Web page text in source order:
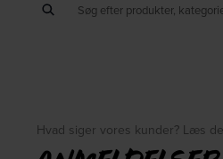
Hvad siger vores kunder? Læs